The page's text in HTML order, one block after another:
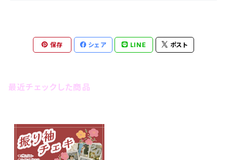
保存 シェア LINE ポスト
最近チェックした商品